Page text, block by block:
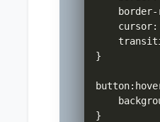
    border
-
    cursor
:
}
button:
}